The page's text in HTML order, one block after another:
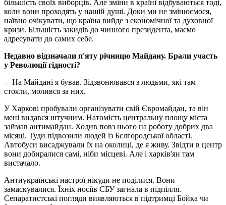
більшість своїх виборців. Але зміни в країні відбуваються тоді,
коли вони проходять у нашій душі. Доки ми не змінюємося,
наївно очікувати, що країна вийде з економічної та духовної
кризи. Більшість закидів до чинного президента, маємо
адресувати до самих себе.
Недавно відзначали п'яту річницю Майдану. Брали участь
у Революції гідності?
– На Майдані я бував. Зідзвонювався з людьми, які там
стояли, молився за них.
У Харкові пробували організувати свій Євромайдан, та він
мені видався штучним. Натомість центральну площу міста
займав антимайдан. Ходив повз нього на роботу добрих два
місяці. Туди підвозили людей із Бєлгородської області.
Автобуси висаджували їх на околиці, де я живу. Звідти в центр
вони добиралися самі, ніби місцеві. Але і харків'ян там
вистачало.
Антиукраїнські настрої нікуди не поділися. Вони
замаскувалися. Їхніх носіїв СБУ загнала в підпілля.
Сепаратистські погляди виявляються в підтримці Бойка чи